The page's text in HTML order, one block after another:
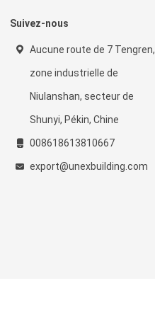
Suivez-nous
Aucune route de 7 Tengren,
zone industrielle de
Niulanshan, secteur de
Shunyi, Pékin, Chine
008618613810667
export@unexbuilding.com